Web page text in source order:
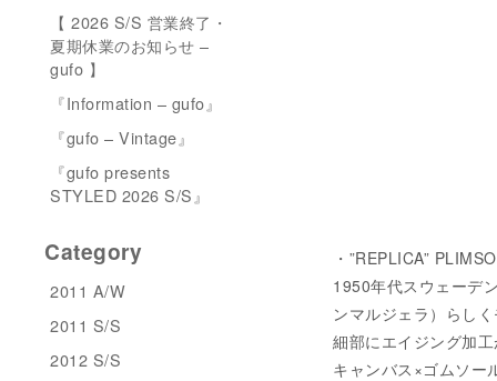
・”REPLICA”
1950年代スウェーデ
ンマルジェラ）らし
細部にエイジング加
キャンバス×ゴムソー
【 2026 S/S 営業終了・
夏期休業のお知らせ –
gufo 】
『Information – gufo』
『gufo – Vintage』
『gufo presents
STYLED 2026 S/S』
Category
2011 A/W
2011 S/S
2012 S/S